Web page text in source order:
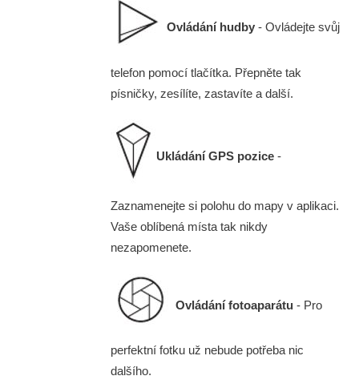
Ovládání hudby - Ovládejte svůj
telefon pomocí tlačítka. Přepněte tak
písničky, zesílíte, zastavíte a další.
Ukládání GPS pozice -
Zaznamenejte si polohu do mapy v aplikaci.
Vaše oblíbená místa tak nikdy
nezapomenete.
Ovládání fotoaparátu - Pro
perfektní fotku už nebude potřeba nic
dalšího.